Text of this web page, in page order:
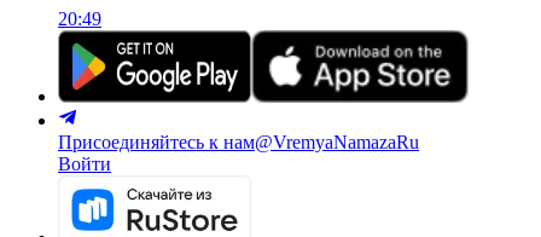
20:49
Присоединяйтесь к нам@VremyaNamazaRu
Войти